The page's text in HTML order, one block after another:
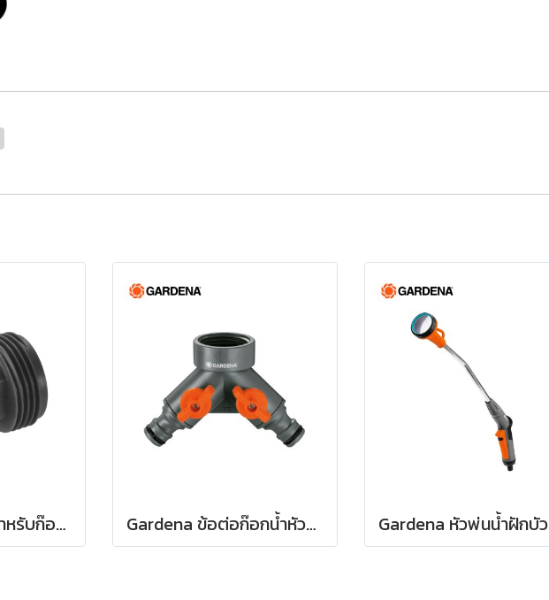
Gardena ข้อต่อสำหรับก๊อกน้ำ ขนาด 3/4" (26.5 มม.) (00921-50) Gardena ข้อต่อก๊อกน้ำหัวแยกสองทาง 26.5 มม. (3/4") (00938-20)